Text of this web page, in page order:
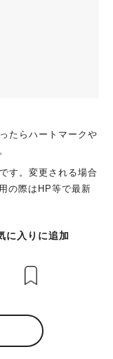
たらハートマークや
す。変更される場合
の際はHP等で最新
に入りに追加